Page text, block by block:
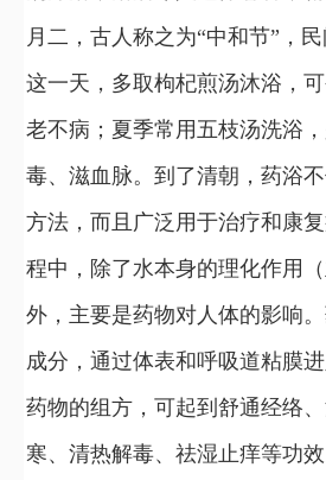
月二，古人称之为“中和节”，
这一天，多取枸杞煎汤沐浴，
老不病；夏季常用五枝汤洗浴
毒、滋血脉。到了清朝，药浴
方法，而且广泛用于治疗和康
程中，除了水本身的理化作用（
外，主要是药物对人体的影响
成分，通过体表和呼吸道粘膜
药物的组方，可起到舒通经络
寒、清热解毒、祛湿止痒等功